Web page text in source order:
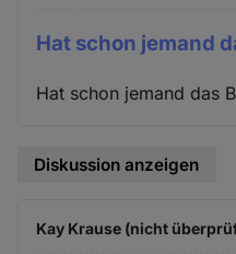
Hat schon jemand
Hat schon jemand das
Diskussion anzeigen
Kay Krause (nicht